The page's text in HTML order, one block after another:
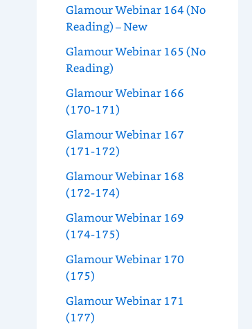
Glamour Webinar 164 (No
Reading) – New
Glamour Webinar 165 (No
Reading)
Glamour Webinar 166
(170-171)
Glamour Webinar 167
(171-172)
Glamour Webinar 168
(172-174)
Glamour Webinar 169
(174-175)
Glamour Webinar 170
(175)
Glamour Webinar 171
(177)